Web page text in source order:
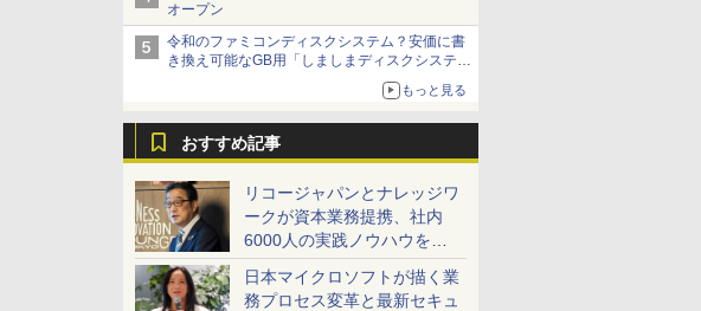
オープン
令和のファミコンディスクシステム？安価に書
き換え可能なGB用「しましまディスクシステ
もっと見る
おすすめ記事
リコージャパンとナレッジワ
ークが資本業務提携、社内
6000人の実践ノウハウを生
かした「AI商談記録 for
RICOH」を展開へ
日本マイクロソフトが描く業
務プロセス変革と最新セキュ